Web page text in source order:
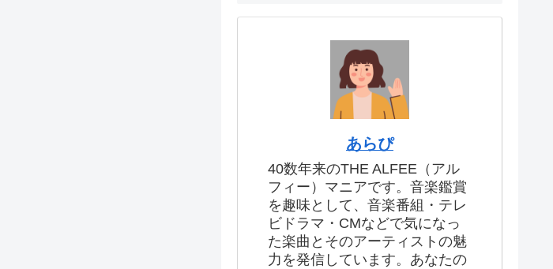
あらぴ
40数年来のTHE ALFEE（アル
フィー）マニアです。音楽鑑賞
を趣味として、音楽番組・テレ
ビドラマ・CMなどで気になっ
た楽曲とそのアーティストの魅
力を発信しています。あなたの